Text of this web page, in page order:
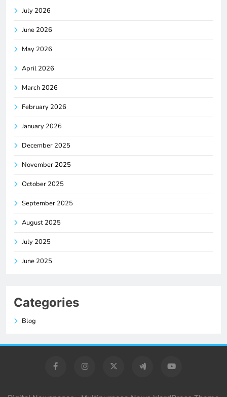
July 2026
June 2026
May 2026
April 2026
March 2026
February 2026
January 2026
December 2025
November 2025
October 2025
September 2025
August 2025
July 2025
June 2025
Categories
Blog